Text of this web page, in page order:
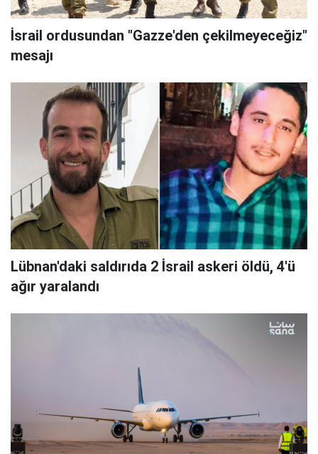
İsrail ordusundan "Gazze'den çekilmeyeceğiz"
mesajı
Lübnan'daki saldırıda 2 İsrail askeri öldü, 4'ü
ağır yaralandı